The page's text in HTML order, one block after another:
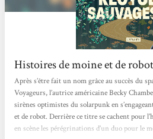
Histoires de moine et de
Après s’être fait un nom grâce au succès du
Voyageurs, l’autrice américaine Becky
sirènes optimistes du solarpunk en
et de robot. Derrière ce titre se cachent pour
en scène les pérégrinations d’un duo pour le